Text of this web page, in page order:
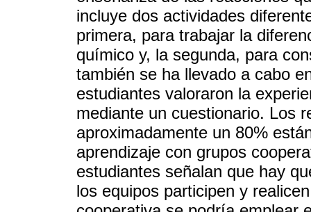
incluye dos actividades
primera, para trabajar la
químico y, la segunda, para
también se ha llevado a cabo
estudiantes valoraron la
mediante un cuestionario. Los
aproximadamente un 80%
aprendizaje con grupos
estudiantes señalan que hay
los equipos participen y